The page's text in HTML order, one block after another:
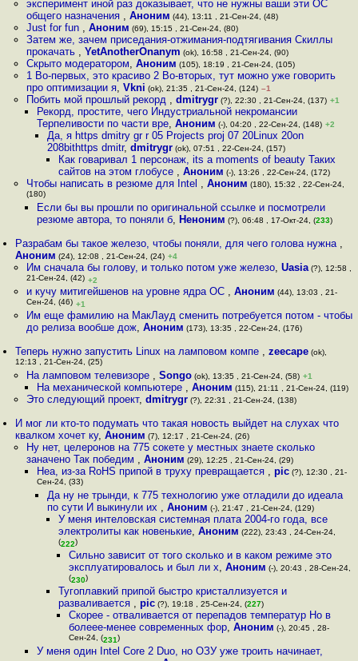
эксперимент иной раз доказывает, что не нужны ваши эти ОС
общего назначения , Аноним (44), 13:11 , 21-Сен-24, (48)
Just for fun , Аноним (69), 15:15 , 21-Сен-24, (80)
Затем же, зачем приседания-отжимания-подтягивания Скиллы
прокачать , YetAnotherOnanym (ok), 16:58 , 21-Сен-24, (90)
Скрыто модератором, Аноним (105), 18:19 , 21-Сен-24, (105)
1 Во-первых, это красиво 2 Во-вторых, тут можно уже говорить
про оптимизации я, Vkni (ok), 21:35 , 21-Сен-24, (124) –1
Побить мой прошлый рекорд , dmitrygr(?), 22:30 , 21-Сен-24, (137) +1
Рекорд, простите, чего Индустриальной некромансии
Терпеливости по части вре, Аноним (-), 04:20 , 22-Сен-24, (148) +2
Да, я https dmitry gr r 05 Projects proj 07 20Linux 20on
208bithttps dmitr,dmitrygr (ok), 07:51 , 22-Сен-24, (157)
Как говаривал 1 персонаж, its a moments of beauty Таких
сайтов на этом глобусе , Аноним (-), 13:26 , 22-Сен-24, (172)
Чтобы написать в резюме для Intel , Аноним (180), 15:32 , 22-Сен-24,
(180)
Если бы вы прошли по оригинальной ссылке и посмотрели
резюме автора, то поняли б, Неноним (?), 06:48 , 17-Окт-24, (233)
Разрабам бы такое железо, чтобы поняли, для чего голова нужна ,
Аноним (24), 12:08 , 21-Сен-24, (24) +4
Им сначала бы голову, и только потом уже железо, Uasia(?), 12:58 ,
21-Сен-24, (42) +2
и кучу митигейшенов на уровне ядра ОС , Аноним (44), 13:03 , 21-
Сен-24, (46) +1
Им еще фамилию на МакЛауд сменить потребуется потом - чтобы
до релиза вообше дож, Аноним (173), 13:35 , 22-Сен-24, (176)
Теперь нужно запустить Linux на ламповом компе ,zeecape (ok),
12:13 , 21-Сен-24, (25)
На ламповом телевизоре , Songo(ok), 13:35 , 21-Сен-24, (58) +1
На механической компьютере , Аноним (115), 21:11 , 21-Сен-24, (119)
Это следующий проект, dmitrygr(?), 22:31 , 21-Сен-24, (138)
И мог ли кто-то подумать что такая новость выйдет на слухах что
квалком хочет ку,Аноним (7), 12:17 , 21-Сен-24, (26)
Ну нет, целеронов на 775 сокете у местных знаете сколько
заначено Так победим , Аноним (29), 12:25 , 21-Сен-24, (29)
Неа, из-за RoHS припой в труху превращается , pic(?), 12:30 , 21-
Сен-24, (33)
Да ну не трынди, к 775 технологию уже отладили до идеала
по сути И выкинули их ,Аноним (-), 21:47 , 21-Сен-24, (129)
У меня интеловская системная плата 2004-го года, все
электролиты как новенькие, Аноним (222), 23:43 , 24-Сен-24,
(222)
Сильно зависит от того сколько и в каком режиме это
эксплуатировалось и был ли х, Аноним (-), 20:43 , 28-Сен-24,
(230)
Тугоплавкий припой быстро кристаллизуется и
разваливается , pic(?), 19:18 , 25-Сен-24, (227)
Скорее - отваливается от перепадов температур Но в
болеее-менее современных фор, Аноним (-), 20:45 , 28-
Сен-24, (231)
У меня один Intel Core 2 Duo, но ОЗУ уже троить начинает,